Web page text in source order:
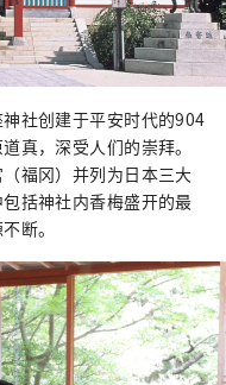
社创建于平安时代的904
真，深受人们的崇拜。
福冈）并列为日本三大
括神社内香梅盛开的最
断。